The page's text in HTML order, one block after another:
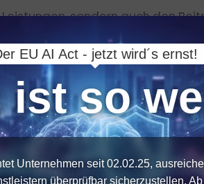
sondern auch den
der 30 % der Bewertung auf
Leistungen hin zur
EU AI Act - jetzt wird´s ernst!
ist so
Unternehmen seit 02.02.25,
überprüfbar sicherzustellen.